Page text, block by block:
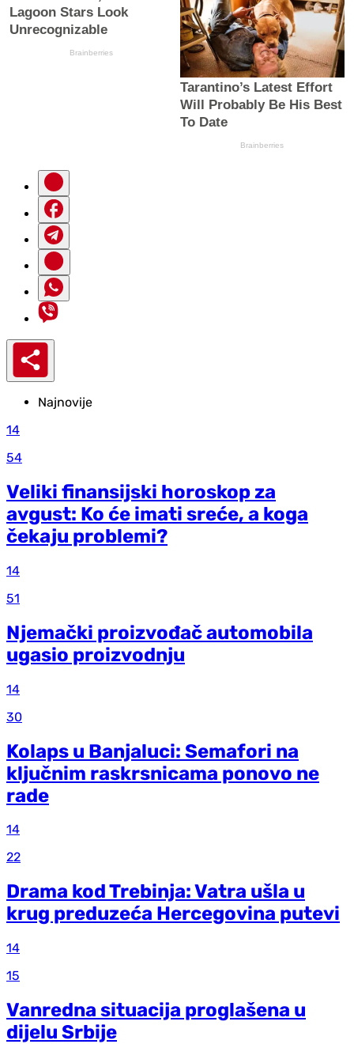
Najnovije
14
54
Veliki finansijski horoskop za
avgust: Ko će imati sreće, a koga
čekaju problemi?
14
51
Njemački proizvođač automobila
ugasio proizvodnju
14
30
Kolaps u Banjaluci: Semafori na
ključnim raskrsnicama ponovo ne
rade
14
22
Drama kod Trebinja: Vatra ušla u
krug preduzeća Hercegovina putevi
14
15
Vanredna situacija proglašena u
dijelu Srbije